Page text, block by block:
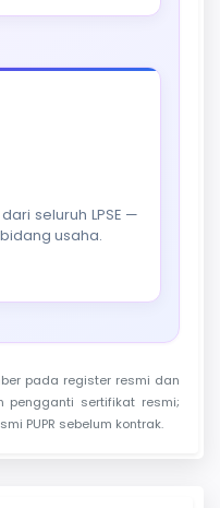
seluruh LPSE —
usaha.
pada register resmi dan
pengganti sertifikat resmi;
PUPR sebelum kontrak.